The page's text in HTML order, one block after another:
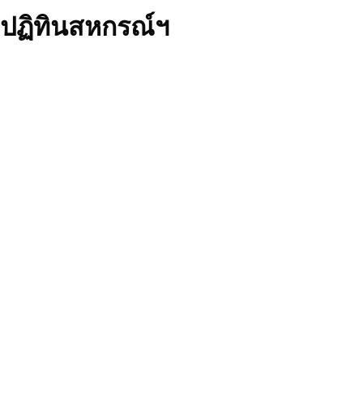
ปฏิทินสหกรณ์ฯ